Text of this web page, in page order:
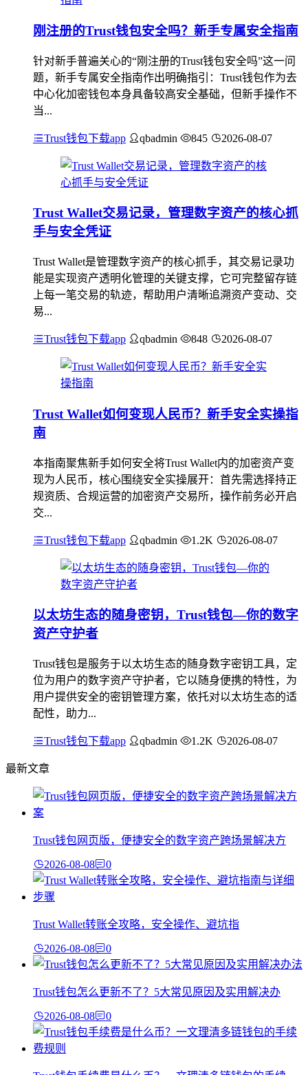
刚注册的Trust钱包安全吗？新手专属安全指南
针对新手普遍关心的“刚注册的Trust钱包安全吗”这一问
题，新手专属安全指南作出明确指引：Trust钱包作为去
中心化加密钱包本身具备较高安全基础，但新手操作不
当...
Trust钱包下载app qbadmin 845 2026-08-07
Trust Wallet交易记录，管理数字资产的核心抓
手与安全凭证
Trust Wallet是管理数字资产的核心抓手，其交易记录功
能是实现资产透明化管理的关键支撑，它可完整留存链
上每一笔交易的轨迹，帮助用户清晰追溯资产变动、交
易...
Trust钱包下载app qbadmin 848 2026-08-07
Trust Wallet如何变现人民币？新手安全实操指
南
本指南聚焦新手如何安全将Trust Wallet内的加密资产变
现为人民币，核心围绕安全实操展开：首先需选择持正
规资质、合规运营的加密资产交易所，操作前务必开启
交...
Trust钱包下载app qbadmin 1.2K 2026-08-07
以太坊生态的随身密钥，Trust钱包—你的数字
资产守护者
Trust钱包是服务于以太坊生态的随身数字密钥工具，定
位为用户的数字资产守护者，它以随身便携的特性，为
用户提供安全的密钥管理方案，依托对以太坊生态的适
配性，助力...
Trust钱包下载app qbadmin 1.2K 2026-08-07
最新文章
Trust钱包网页版，便捷安全的数字资产跨场景解决方
2026-08-08 0
Trust Wallet转账全攻略，安全操作、避坑指
2026-08-08 0
Trust钱包怎么更新不了？5大常见原因及实用解决办
2026-08-08 0